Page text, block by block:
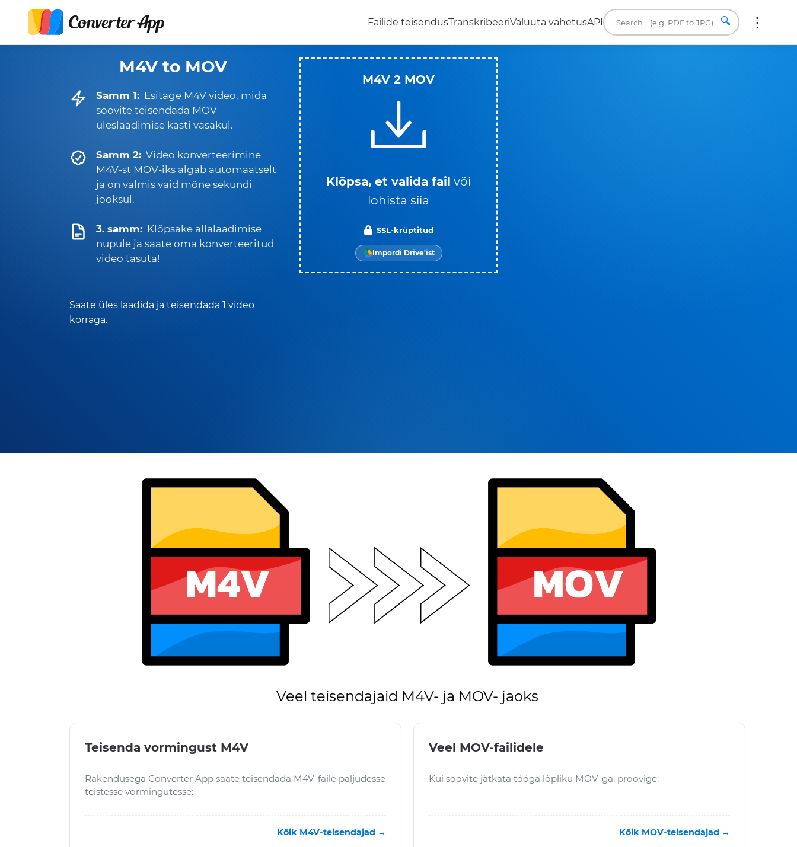
Failide teisendusTranskribeeriValuuta vahetusAPI 🔍
M4V to MOV
Samm 1: Esitage M4V video, mida
soovite teisendada MOV
üleslaadimise kasti vasakul.
Samm 2: Video konverteerimine
M4V-st MOV-iks algab automaatselt
ja on valmis vaid mõne sekundi
jooksul.
3. samm: Klõpsake allalaadimise
nupule ja saate oma konverteeritud
video tasuta!
Saate üles laadida ja teisendada 1 video
korraga.
M4V 2 MOV
Klõpsa, et valida fail või
lohista siia
SSL-krüptitud
Impordi Drive'ist
Veel teisendajaid M4V- ja MOV- jaoks
Teisenda vormingust M4V
Rakendusega Converter App saate teisendada M4V-faile paljudesse
teistesse vormingutesse:
Kõik M4V-teisendajad →
Veel MOV-failidele
Kui soovite jätkata tööga lõpliku MOV-ga, proovige:
Kõik MOV-teisendajad →